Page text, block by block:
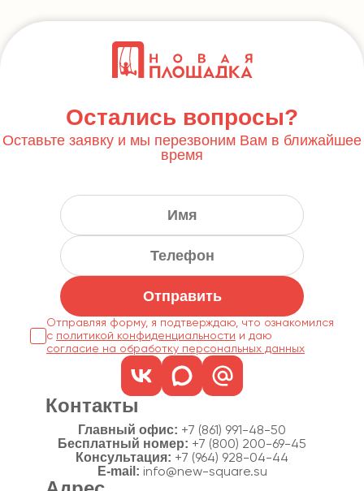
Остались вопросы?
Оставьте заявку и мы перезвоним Вам в ближайшее
время
Отправить
Отправляя форму, я подтверждаю, что ознакомился
с политикой конфиденциальности
согласие на обработку персональных данных
Контакты
Главный офис: +7 (861) 991-48-50
Бесплатный номер: +7 (800) 200-69-45
Консультация: +7 (964) 928-04-44
E-mail: info@new-square.su